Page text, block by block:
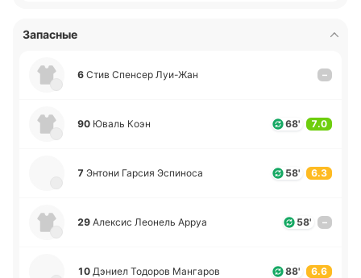
Запасные
6 Стив Спе­нсер Луи­-Жан –
90 Юваль Коэн 68' 7.0
7 Энтони Гарсия Эспи­но­са 58' 6.3
29 Але­ксис Лео­нель Арруа 58' –
10 Дэниел То­до­ров Ма­нга­ров 88' 6.6